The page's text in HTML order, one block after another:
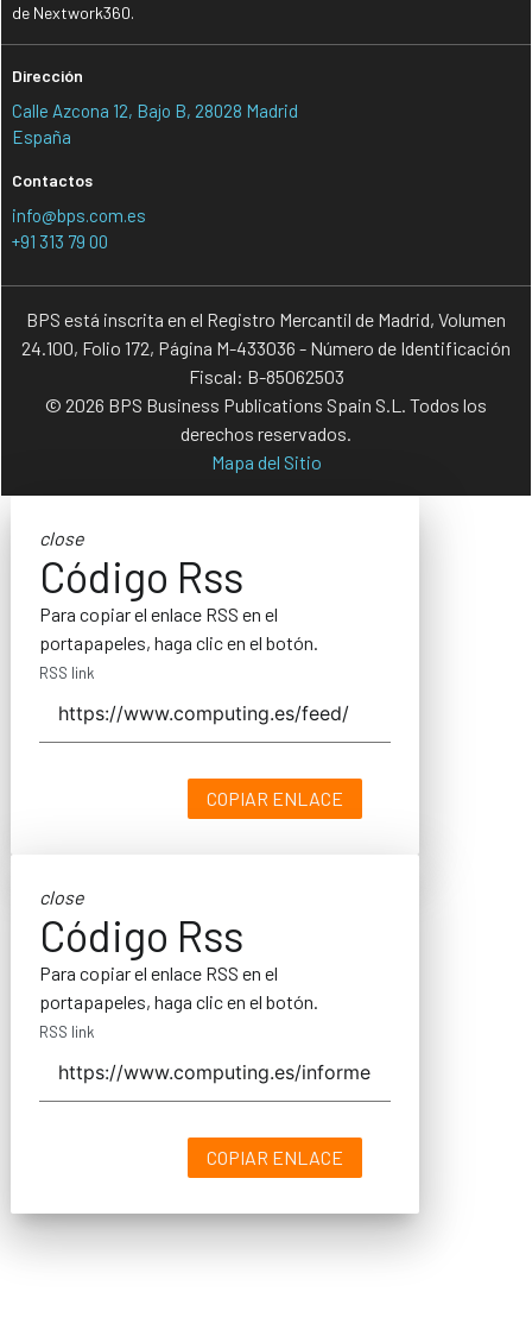
de Nextwork360.
Dirección
Calle Azcona 12, Bajo B, 28028 Madrid
España
Contactos
info@bps.com.es
+91 313 79 00
BPS está inscrita en el Registro Mercantil de Madrid, Volumen
24.100, Folio 172, Página M-433036 - Número de Identificación
Fiscal: B-85062503
© 2026 BPS Business Publications Spain S.L. Todos los
derechos reservados.
Mapa del Sitio
close
Código Rss
Para copiar el enlace RSS en el
portapapeles, haga clic en el botón.
RSS link
COPIAR ENLACE
close
Código Rss
Para copiar el enlace RSS en el
portapapeles, haga clic en el botón.
RSS link
COPIAR ENLACE